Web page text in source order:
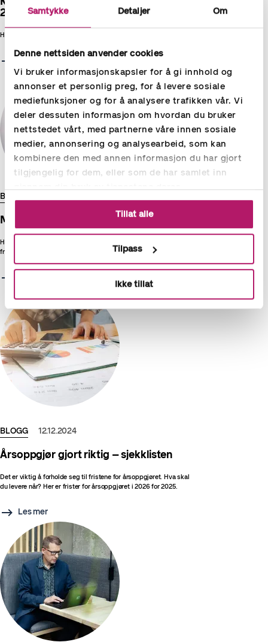
Samtykke Detaljer Om
Denne nettsiden anvender cookies
Vi bruker informasjonskapsler for å gi innhold og
annonser et personlig preg, for å levere sosiale
mediefunksjoner og for å analysere trafikken vår. Vi
deler dessuten informasjon om hvordan du bruker
nettstedet vårt, med partnerne våre innen sosiale
medier, annonsering og analysearbeid, som kan
kombinere den med annen informasjon du har gjort
tilgjengelig for dem, eller som de har samlet inn
gjennom din bruk av tjenestene deres.
Tillat alle
Tilpass
Ikke tillat
2025
Hvordan skal du beregne satsene riktig? Her har du svaret.
BLOGG
MVA 2025: Her er fristene
Har du kontroll på når momsen skal leveres? Vi har oppsummert
fristene.
BLOGG 12.12.2024
Årsoppgjør gjort riktig – sjekklisten
Det er viktig å forholde seg til fristene for årsoppgjøret. Hva skal
du levere når? Her er frister for årsoppgjøret i 2026 for 2025.
Les mer